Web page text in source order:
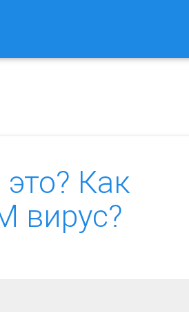
это? Как
вирус?